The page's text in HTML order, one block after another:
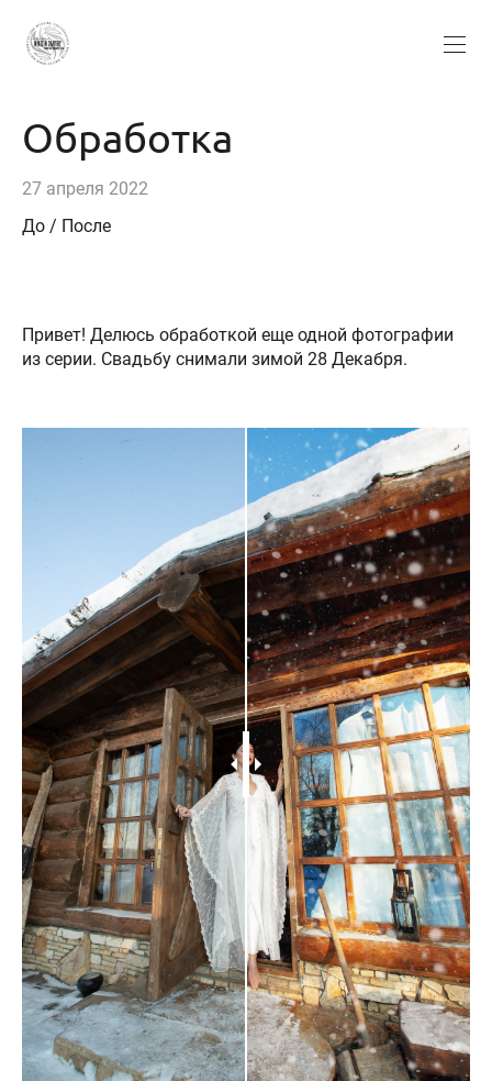
Обработка
27 апреля 2022
До / После
Привет! Делюсь обработкой еще одной фотографии
из серии. Свадьбу снимали зимой 28 Декабря.